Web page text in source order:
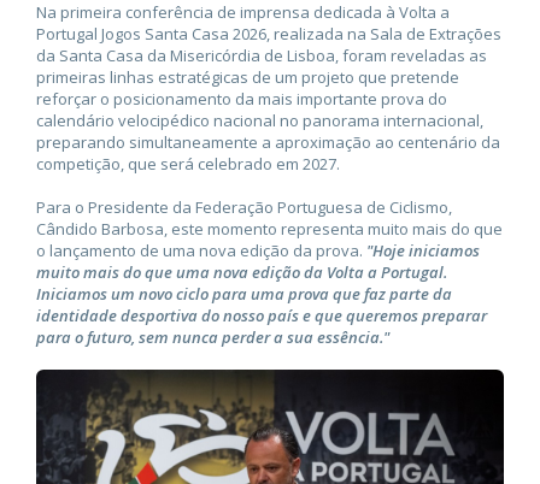
Na primeira conferência de imprensa dedicada à Volta a
Portugal Jogos Santa Casa 2026, realizada na Sala de Extrações
da Santa Casa da Misericórdia de Lisboa, foram reveladas as
primeiras linhas estratégicas de um projeto que pretende
reforçar o posicionamento da mais importante prova do
calendário velocipédico nacional no panorama internacional,
preparando simultaneamente a aproximação ao centenário da
competição, que será celebrado em 2027.
Para o Presidente da Federação Portuguesa de Ciclismo,
Cândido Barbosa, este momento representa muito mais do que
o lançamento de uma nova edição da prova. "Hoje iniciamos
muito mais do que uma nova edição da Volta a Portugal.
Iniciamos um novo ciclo para uma prova que faz parte da
identidade desportiva do nosso país e que queremos preparar
para o futuro, sem nunca perder a sua essência."